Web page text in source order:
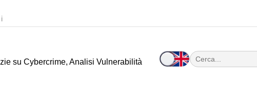
su Cybercrime, Analisi Vulnerabilità